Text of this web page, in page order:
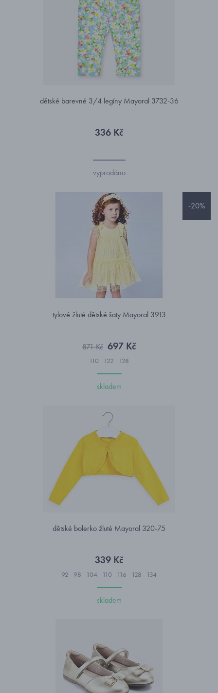
dětské barevné 3/4 legíny Mayoral 3732-36
336 Kč
vyprodáno
-20%
tylové žluté dětské šaty Mayoral 3913
871 Kč 697 Kč
110 122 128
skladem
dětské bolerko žluté Mayoral 320-75
339 Kč
92 98 104 110 116 128 134
skladem